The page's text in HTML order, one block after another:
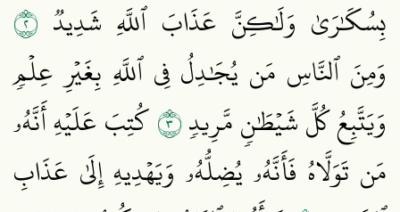
بِسُكَٰرَىٰ وَلَٰكِنَّ عَذَابَ ٱللَّهِ شَدِيدٞ ٢
وَمِنَ ٱلنَّاسِ مَن يُجَٰدِلُ فِي ٱللَّهِ بِغَيۡرِ عِلۡمٖ
وَيَتَّبِعُ كُلَّ شَيۡطَٰنٖ مَّرِيدٖ٣كُتِبَ عَلَيۡهِ أَنَّهُۥ
مَن تَوَلَّاهُ فَأَنَّهُۥ يُضِلُّهُۥ وَيَهۡدِيهِ إِلَىٰ عَذَابِ